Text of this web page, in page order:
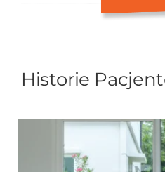
Historie